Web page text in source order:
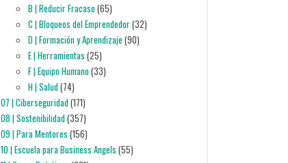
B | Reducir Fracaso(65)
C | Bloqueos del Emprendedor(32)
D | Formación y Aprendizaje (90)
E | Herramientas (25)
F | Equipo Humano(33)
H | Salud(74)
07 | Ciberseguridad(171)
08 | Sostenibilidad(357)
09 | Para Mentores (156)
10 | Escuela para Business Angels (55)